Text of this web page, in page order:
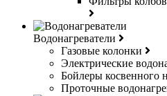
Водонагреватели
Газовые колонки
Электрические
Бойлеры косвенного
Проточные